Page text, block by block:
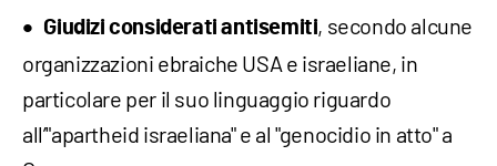
Giudizi considerati antisemiti, secondo alcune
organizzazioni ebraiche USA e israeliane, in
particolare per il suo linguaggio riguardo
all’"apartheid israeliana" e al "genocidio in atto" a